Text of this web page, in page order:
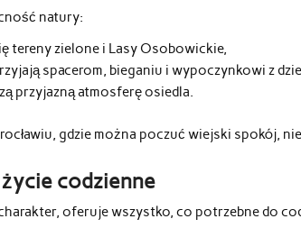
natury:
tereny zielone i Lasy Osobowickie,
spacerom, bieganiu i wypoczynkowi z
przyjazną atmosferę osiedla.
gdzie można poczuć wiejski spokój,
codzienne
oferuje wszystko, co potrzebne do